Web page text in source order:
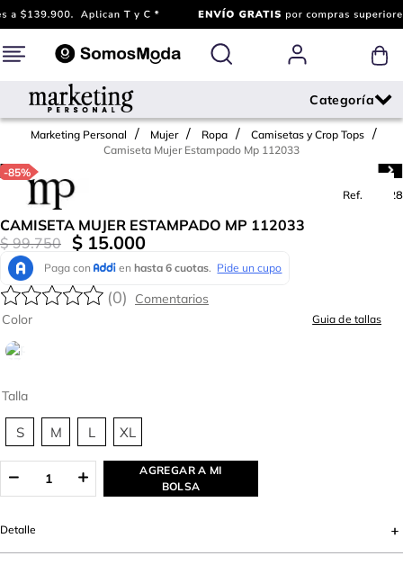
Marketing Personal Mujer Ropa
Camisetas y Crop Tops
Camiseta Mujer Estampado Mp 112033
-85%
Ref.
779928
CAMISETA MUJER ESTAMPADO MP 112033
$ 99.750 $ 15.000
(0)
Talla
S M L XL
Color Guia de tallas
AGREGAR A MI
BOLSA
Detalle